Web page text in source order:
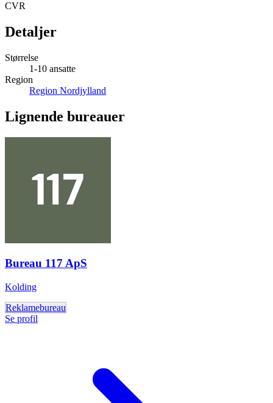
CVR
Detaljer
Størrelse
1-10 ansatte
Region
Region Nordjylland
Lignende bureauer
Bureau 117 ApS
Kolding
Reklamebureau
Se profil